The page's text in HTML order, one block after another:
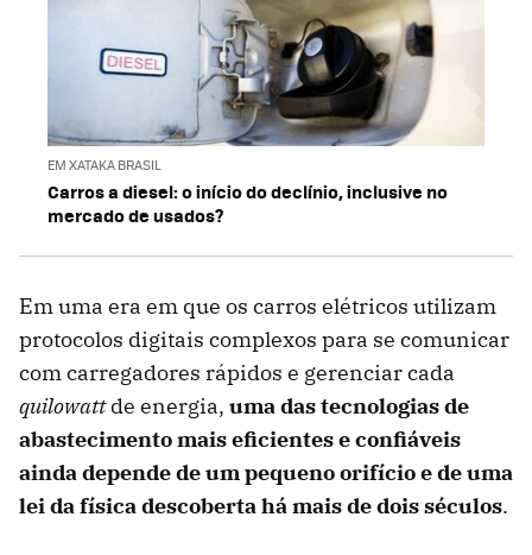
EM XATAKA BRASIL
Carros a diesel: o início do declínio, inclusive no
mercado de usados?
Em uma era em que os carros elétricos utilizam
protocolos digitais complexos para se comunicar
com carregadores rápidos e gerenciar cada
quilowattde energia, uma das tecnologias de
abastecimento mais eficientes e confiáveis ​​
ainda depende de um pequeno orifício e de uma
lei da física descoberta há mais de dois séculos.